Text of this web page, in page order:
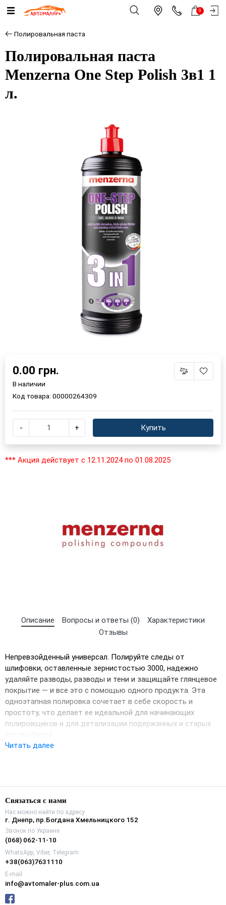
0
Полировальная паста
Полировальная паста
Menzerna One Step Polish 3в1 1
л.
Выберите язык магазина
Описание Вопросы и ответы (0)
Характеристики
Отзывы
Непревзойденный универсал. Полируйте следы от
шлифовки, оставленные зернистостью 3000, надежно
удаляйте разводы, разводы и тени и защищайте глянцевое
покрытие — и все это с помощью одного продукта. Эта
одноэтапная полировка сочетает в себе скорость и
простоту, что делает ее идеальной для начинающих
полировщиков и для детализации подержанных и старых
Читать далее
0.00 грн.
В наличии
Код товара: 00000264309
- + Купить
*** Акция действует с 12.11.2024 по 01.08.2025
Связаться с нами
Нас можно найти по адресу
г. Днепр, пр.Богдана Хмельницкого 152
Звонок по Украине
(068) 062-11-10
WhatsApp, Viber, Telegram
+38(063)7631110
E-mail
info@avtomaler-plus.com.ua